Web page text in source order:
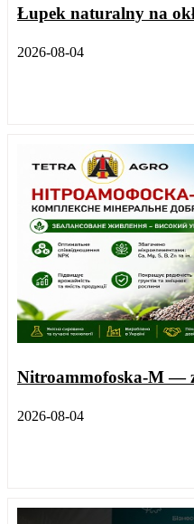
Łupek naturalny na
2026-08-04
Nitroammofoska-M —
2026-08-04